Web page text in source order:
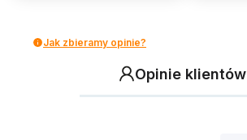
Jak zbieramy opinie?
Opinie klientów